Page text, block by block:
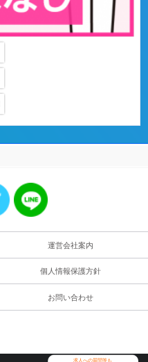
運営会社案内
個人情報保護方針
お問い合わせ
求人への質問等も